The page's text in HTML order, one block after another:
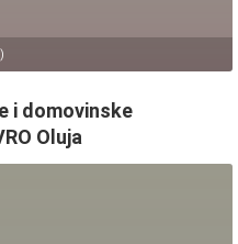
i domovinske
Oluja